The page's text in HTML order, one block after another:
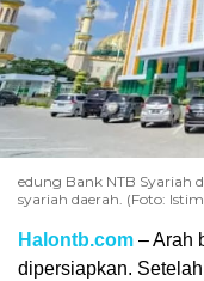
edung Bank NTB Syariah
syariah daerah. (Foto:
Halontb.com – Arah
dipersiapkan.